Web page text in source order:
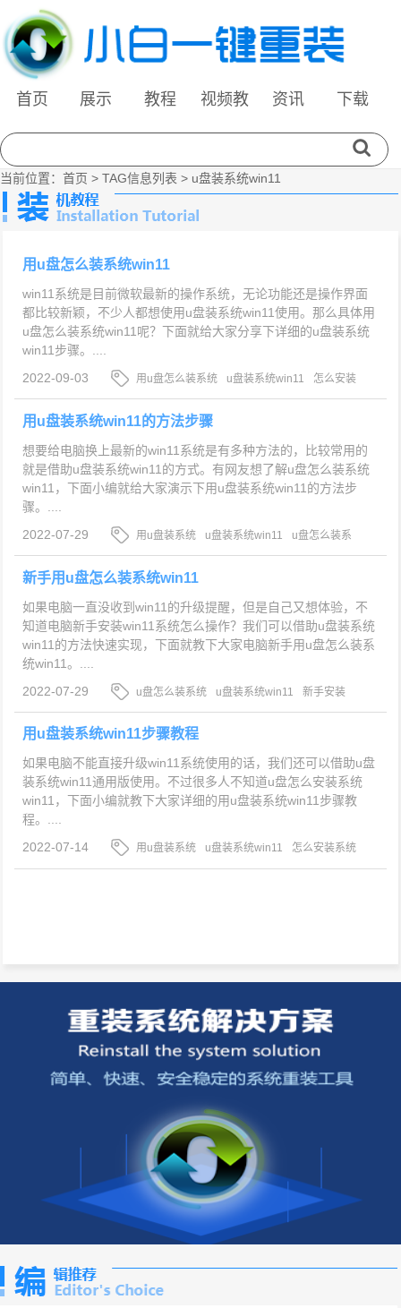
首页 展示 教程
视频教
资讯 下载
当前位置： 首页 > TAG信息列表 > u盘装系统win11
用u盘怎么装系统win11
win11系统是目前微软最新的操作系统，无论功能还是操作界面
都比较新颖，不少人都想使用u盘装系统win11使用。那么具体用
u盘怎么装系统win11呢？下面就给大家分享下详细的u盘装系统
win11步骤。....
2022-09-03
用u盘怎么装系统 u盘装系统win11
怎么安装
win11系统
用u盘装系统win11的方法步骤
想要给电脑换上最新的win11系统是有多种方法的，比较常用的
就是借助u盘装系统win11的方式。有网友想了解u盘怎么装系统
win11，下面小编就给大家演示下用u盘装系统win11的方法步
骤。....
2022-07-29
用u盘装系统 u盘装系统win11
u盘怎么装系
统win11
新手用u盘怎么装系统win11
如果电脑一直没收到win11的升级提醒，但是自己又想体验，不
知道电脑新手安装win11系统怎么操作？我们可以借助u盘装系统
win11的方法快速实现，下面就教下大家电脑新手用u盘怎么装系
统win11。....
2022-07-29
u盘怎么装系统 u盘装系统win11
新手安装
win11系统
用u盘装系统win11步骤教程
如果电脑不能直接升级win11系统使用的话，我们还可以借助u盘
装系统win11通用版使用。不过很多人不知道u盘怎么安装系统
win11，下面小编就教下大家详细的用u盘装系统win11步骤教
程。....
2022-07-14
用u盘装系统 u盘装系统win11
怎么安装系统
win11